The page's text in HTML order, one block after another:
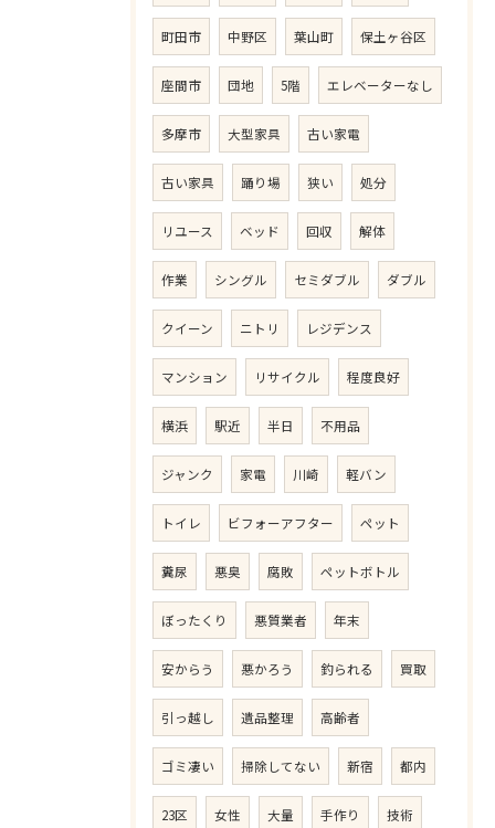
町田市 中野区 葉山町 保土ヶ谷区
座間市 団地 5階 エレベーターなし
多摩市 大型家具 古い家電
古い家具 踊り場 狭い 処分
リユース ベッド 回収 解体
作業 シングル セミダブル ダブル
クイーン ニトリ レジデンス
マンション リサイクル 程度良好
横浜 駅近 半日 不用品
ジャンク 家電 川崎 軽バン
トイレ ビフォーアフター ペット
糞尿 悪臭 腐敗 ペットボトル
ぼったくり 悪質業者 年末
安からう 悪かろう 釣られる 買取
引っ越し 遺品整理 高齢者
ゴミ凄い 掃除してない 新宿 都内
23区 女性 大量 手作り 技術